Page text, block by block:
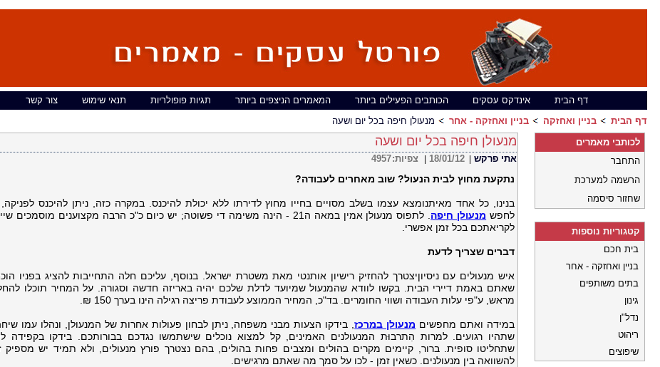
דף הבית אינדקס עסקים הכותבים הפעילים ביותר המאמרים הניצפים ביותר תגיות פופולריות תנאי שימוש
צור קשר
דף הבית
בניין ואחזקה בניין ואחזקה - אחר מנעולן חיפה בכל יום ושעה
מנעולן חיפה בכל יום ושעה
אתי פרקש 18/01/12 צפיות:4957
נתקעת מחוץ לבית הנעול? שוב מאחרים לעבודה?
בנינו, כל אחד מאיתנומצא עצמו בשלב מסויים בחייו מחוץ לדירתו ללא יכולת להיכנס. במקרה כזה, ניתן להיכנס
לחפש מנעולן חיפה
. לתפוס מנעולן אמין במאה ה21 - הינה משימה די פשוטה; יש כיום כ"כ הרבה מקצוענים מוסמכים
לקריאתכם בכל זמן אפשרי.
דברים שצריך לדעת
איש מנעולים עם ניסיוןיצטרך להחזיק רישיון אותנטי מאת משטרת ישראל. בנוסף, עליכם חלה התחייבות להציג בפניו
שאתם באמת דיירי הבית. בקשו לוודא שהמנעול שמיועד לדלת שלכם יהיה באריזה חדשה וסגורה. על המחיר תוכלו
מראש, ע"פי עלות העבודה ושווי החומרים. בד"כ, המחיר הממוצע לעבודת פריצה רגילה הינו בערך 150 ₪.
במידה ואתם מחפשים מנעולן במרכז, בידקו הצעות מבני משפחה, ניתן לבחון פעולות אחרות של המנעולן, ונהלו עמו
שתהיו רגועים. למרות הִתרבוּת המנעולנים האמינים, קל למצוא נוכלים שישתמשו נגדכם בבורותכם. בידקו בקפידה
שתחליטו סופית. ברור, קיימים מקרים בהולים ומצבים פחות בהולים, בהם נצטרך פורץ מנעולים, ולא תמיד יש מספיק
להשוואה בין מנעולנים. כשאין זמן - לכו על סמך מה שאתם מרגישים.
לכותבי מאמרים
התחבר
הרשמה למערכת
שחזור סיסמה
קטגוריות נוספות
בית חכם
בניין ואחזקה - אחר
בתים משותפים
גינון
נדל"ן
ריהוט
שיפוצים